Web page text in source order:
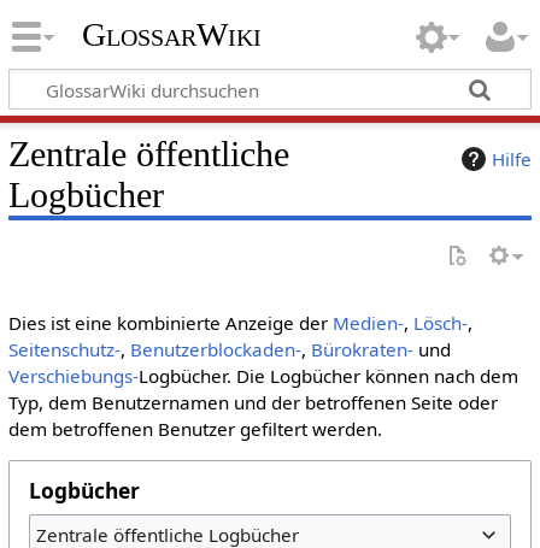
GlossarWiki
Hilfe
Zentrale öffentliche
Logbücher
Dies ist eine kombinierte Anzeige der Medien-, Lösch-,
Seitenschutz-, Benutzerblockaden-, Bürokraten-und
Verschiebungs-Logbücher. Die Logbücher können nach dem
Typ, dem Benutzernamen und der betroffenen Seite oder
dem betroffenen Benutzer gefiltert werden.
Logbücher
Zentrale öffentliche Logbücher